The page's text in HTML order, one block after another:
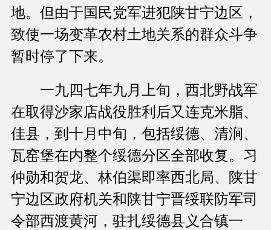
地。但由于国民党军进犯陕甘宁边区，
致使一场变革农村土地关系的群众斗争
暂时停了下来。
一九四七年九月上旬，西北野战军
在取得沙家店战役胜利后又连克米脂、
佳县，到十月中旬，包括绥德、清涧、
瓦窑堡在内整个绥德分区全部收复。习
仲勋和贺龙、林伯渠即率西北局、陕甘
宁边区政府机关和陕甘宁晋绥联防军司
令部西渡黄河，驻扎绥德县义合镇一